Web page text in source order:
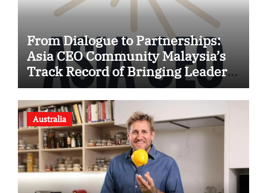
From Dialogue to Partnerships:
Asia CEO Community Malaysia’s
Track Record of Bringing Leaders
Together
Australia